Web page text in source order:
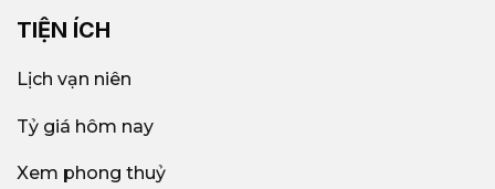
TIỆN ÍCH
Lịch vạn niên
Tỷ giá hôm nay
Xem phong thuỷ